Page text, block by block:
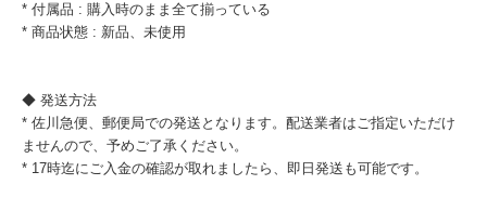
* 付属品 : 購入時のまま全て揃っている
* 商品状態 : 新品、未使用
◆ 発送方法
* 佐川急便、郵便局での発送となります。配送業者はご指定いただけ
ませんので、予めご了承ください。
* 17時迄にご入金の確認が取れましたら、即日発送も可能です。